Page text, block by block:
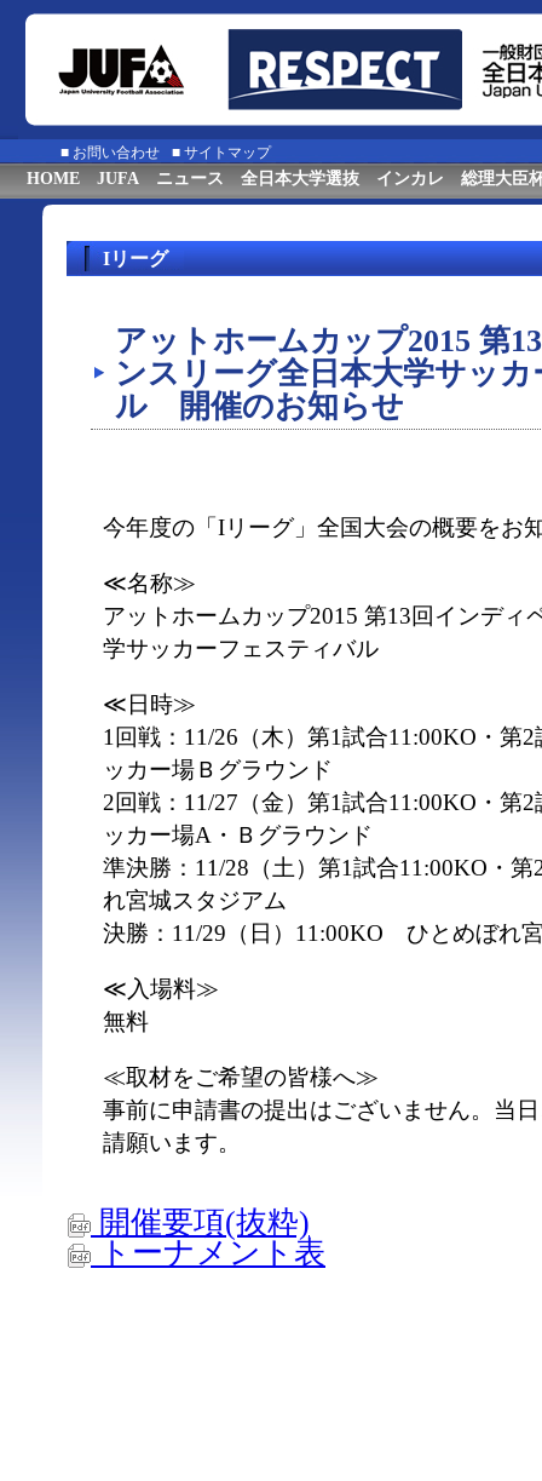
■ お問い合わせ ■ サイトマップ
HOME JUFA ニュース 全日本大学選抜 インカレ 総理大臣
Iリーグ
アットホームカップ2015 第
ンスリーグ全日本大学サッ
ル 開催のお知らせ
今年度の「Iリーグ」全国大会の概要をお
≪名称≫
アットホームカップ2015 第13回インディ
学サッカーフェスティバル
≪日時≫
1回戦：11/26（木）第1試合11:00KO・
ッカー場Ｂグラウンド
2回戦：11/27（金）第1試合11:00KO・
ッカー場A・Ｂグラウンド
準決勝：11/28（土）第1試合11:00KO・
れ宮城スタジアム
決勝：11/29（日）11:00KO ひとめぼれ
≪入場料≫
無料
≪取材をご希望の皆様へ≫
事前に申請書の提出はございません。当
請願います。
開催要項(抜粋)
トーナメント表